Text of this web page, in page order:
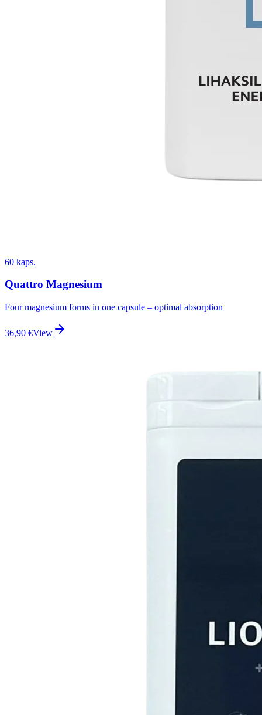
60 kaps.
Quattro Magnesium
Four magnesium forms in one capsule – optimal absorption
36,90 €View